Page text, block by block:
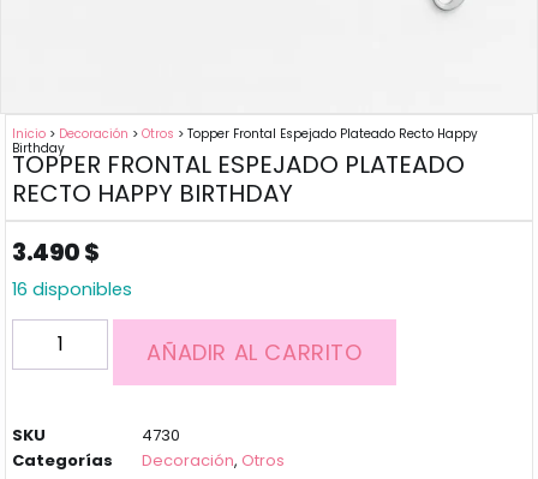
Inicio > Decoración >Otros > Topper Frontal Espejado Plateado Recto Happy
Birthday
TOPPER FRONTAL ESPEJADO PLATEADO
RECTO HAPPY BIRTHDAY
3.490$
16 disponibles
AÑADIR AL CARRITO
SKU
4730
Categorías
Decoración, Otros